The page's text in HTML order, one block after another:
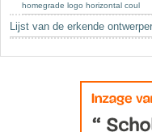
homegrade logo horizontal coul
Lijst van de erkende